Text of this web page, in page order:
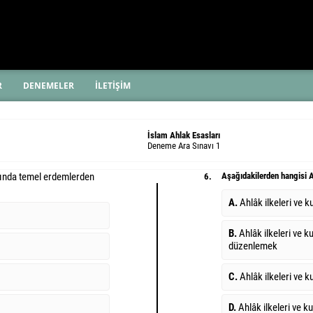
DENEMELER İLETİŞİM
İslam Ahlak Esasları
Deneme Ara Sınavı 1
temel erdemlerden 6. Aşağıdakilerden hangisi
A.Ahlâk ilkeleri ve
B.Ahlâk ilkeleri ve
düzenlemek
C.Ahlâk ilkeleri ve
D.Ahlâk ilkeleri ve